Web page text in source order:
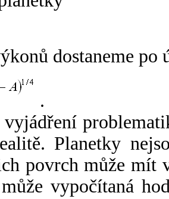
dostaneme po
.
Planetky
povrch může mít
vypočítaná